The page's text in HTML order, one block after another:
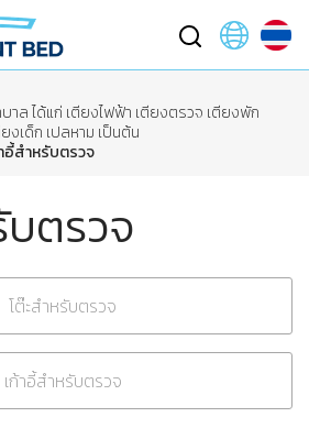
าล ได้แก่ เตียงไฟฟ้า เตียงตรวจ เตียงพัก
งเด็ก เปลหาม เป็นต้น
อี้สำหรับตรวจ
บตรวจ
โต๊ะสำหรับตรวจ
เก้าอี้สำหรับตรวจ